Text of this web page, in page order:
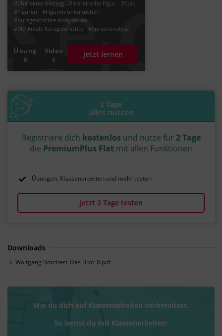
#Charakterisierung #literarische Figur
#Epik
#Figuren
#Figuren untersuchen
#Kurzgeschichte analysieren
#Merkmale Kurzgeschichte
#Sprachanalyse
Übung
6
Video
6
Jetzt lernen
2 Tage
alles nutzen
Registriere dich kostenlos und nutze für 2 Tage
die PremiumPlus Flat mit allen Funktionen
Übungen, Klassenarbeiten und mehr testen
Jetzt 2 Tage testen
Downloads
Wolfgang Borchert_Das Brot_0.pdf
Wie du dich auf Klassenarbeiten vorbereitest.
So lernst du mit Klassenarbeiten: